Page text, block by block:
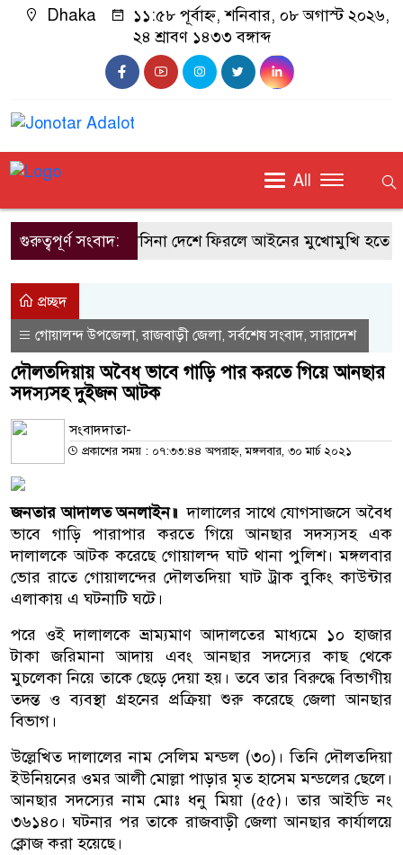
Dhaka
১১:৫৮ পূর্বাহ্ন, শনিবার, ০৮ অগাস্ট ২০২৬,
২৪ শ্রাবণ ১৪৩৩ বঙ্গাব্দ
All
গুরুত্বপূর্ণ সংবাদ:শেখ হাসিনা দেশে ফিরলে আইনের মুখোমুখি হতে
প্রচ্ছদ
গোয়ালন্দ উপজেলা,রাজবাড়ী জেলা,সর্বশেষ সংবাদ,সারাদেশ
দৌলতদিয়ায় অবৈধ ভাবে গাড়ি পার করতে গিয়ে আনছার
সদস্যসহ দুইজন আটক
সংবাদদাতা-
প্রকাশের সময় : ০৭:৩৩:৪৪ অপরাহ্ন, মঙ্গলবার, ৩০ মার্চ ২০২১
জনতার আদালত অনলাইন॥ দালালের সাথে যোগসাজসে অবৈধ
ভাবে গাড়ি পারাপার করতে গিয়ে আনছার সদস্যসহ এক
দালালকে আটক করেছে গোয়ালন্দ ঘাট থানা পুলিশ। মঙ্গলবার
ভোর রাতে গোয়ালন্দের দৌলতদিয়া ঘাট ট্রাক বুকিং কাউন্টার
এলাকায় এ ঘটনাটি ঘটে।
পরে ওই দালালকে ভ্রাম্যমাণ আদালতের মাধ্যমে ১০ হাজার
টাকা জরিমানা আদায় এবং আনছার সদস্যের কাছ থেকে
মুচলেকা নিয়ে তাকে ছেড়ে দেয়া হয়। তবে তার বিরুদ্ধে বিভাগীয়
তদন্ত ও ব্যবস্থা গ্রহনের প্রক্রিয়া শুরু করেছে জেলা আনছার
বিভাগ।
উল্লেখিত দালালের নাম সেলিম মন্ডল (৩০)। তিনি দৌলতদিয়া
ইউনিয়নের ওমর আলী মোল্লা পাড়ার মৃত হাসেম মন্ডলের ছেলে।
আনছার সদস্যের নাম মোঃ ধনু মিয়া (৫৫)। তার আইডি নং
৩৬১৪০। ঘটনার পর তাকে রাজবাড়ী জেলা আনছার কার্যালয়ে
ক্লোজ করা হয়েছে।